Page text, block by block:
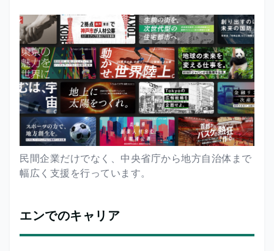
民間企業だけでなく、中央省庁から地方自治体まで
幅広く支援を行っています。
エンでのキャリア